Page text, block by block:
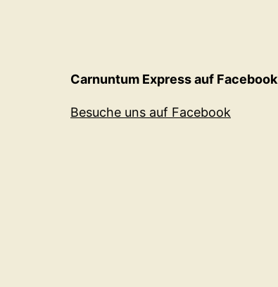
Carnuntum Express auf Facebook
Besuche uns auf Facebook